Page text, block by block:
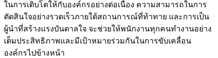
ในการเติบโตให้กับองค์กรอย่างต่อเนื่อง ความสามารถในการ
ตัดสินใจอย่างรวดเร็วภายใต้สถานการณ์ที่ท้าทาย และการเป็น
ผู้นำที่สร้างแรงบันดาลใจ จะช่วยให้พนักงานทุกคนทำงานอย่าง
เต็มประสิทธิภาพและมีเป้าหมายร่วมกันในการขับเคลื่อน
องค์กรไปข้างหน้า